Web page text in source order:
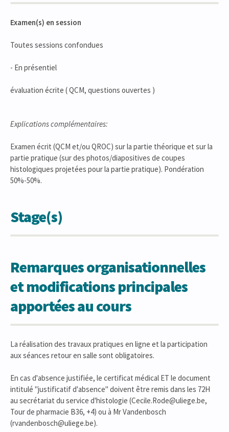
Examen(s) en session
Toutes sessions confondues
- En présentiel
évaluation écrite ( QCM, questions ouvertes )
Explications complémentaires:
Examen écrit (QCM et/ou QROC) sur la partie théorique et sur la
partie pratique (sur des photos/diapositives de coupes
histologiques projetées pour la partie pratique). Pondération
50%-50%.
Stage(s)
Remarques organisationnelles
et modifications principales
apportées au cours
La réalisation des travaux pratiques en ligne et la participation
aux séances retour en salle sont obligatoires.
En cas d'absence justifiée, le certificat médical ET le document
intitulé "justificatif d'absence" doivent être remis dans les 72H
au secrétariat du service d'histologie (Cecile.Rode@uliege.be,
Tour de pharmacie B36, +4) ou à Mr Vandenbosch
(rvandenbosch@uliege.be).